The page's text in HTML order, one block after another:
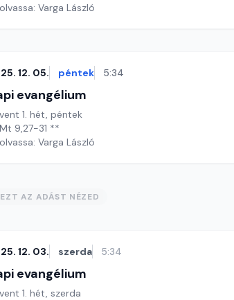
Varga László
12. 05. péntek 5:34
evangélium
1. hét, péntek
9,27-31 **
Varga László
AZ ADÁST NÉZED
12. 03. szerda 5:34
evangélium
1. hét, szerda